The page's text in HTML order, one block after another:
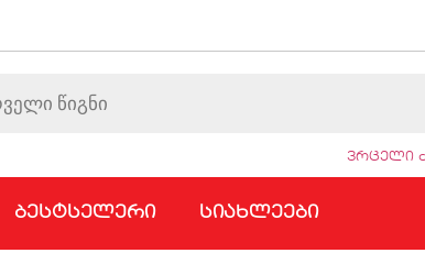
ვრცელი
ბესტსელერი სიახლეები